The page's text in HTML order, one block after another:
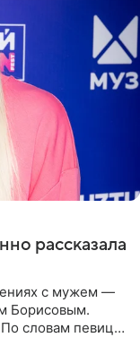
рассказала
с мужем —
Борисовым.
словам певицы,